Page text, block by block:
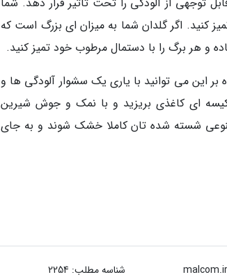
کنید. اگر گلدان شما به میزان ای بزرگ است که
و هر برگ را با دستمال مرطوب خود تمیز کنید.
این می توانید با یاری یک سشوار آلودگی ها و
کیسه ای کاغذی بریزید و با نمک و جوش شیرین
شسته شده تان کاملا خشک شوند و به جای
malcom.ir شناسه مطلب: 2254